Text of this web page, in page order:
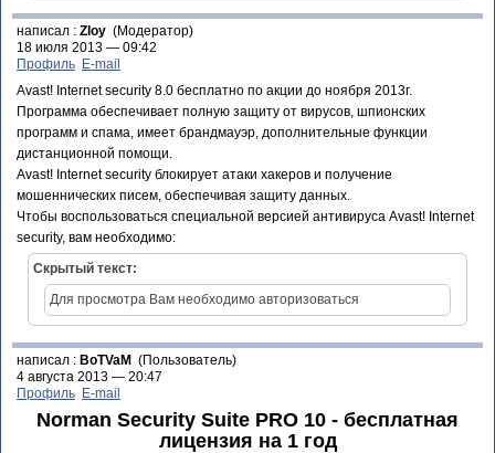
написал : Zloy (Модератор)
18 июля 2013 — 09:42
Профиль E-mail
Avast! Internet security 8.0 бесплатно по акции до ноября 2013г.
Программа обеспечивает полную защиту от вирусов, шпионских
программ и спама, имеет брандмауэр, дополнительные функции
дистанционной помощи.
Avast! Internet security блокирует атаки хакеров и получение
мошеннических писем, обеспечивая защиту данных.
Чтобы воспользоваться специальной версией антивируса Avast! Internet
security, вам необходимо:
Скрытый текст:
Для просмотра Вам необходимо авторизоваться
написал : BoTVaM (Пользователь)
4 августа 2013 — 20:47
Профиль E-mail
Norman Security Suite PRO 10 - бесплатная
лицензия на 1 год